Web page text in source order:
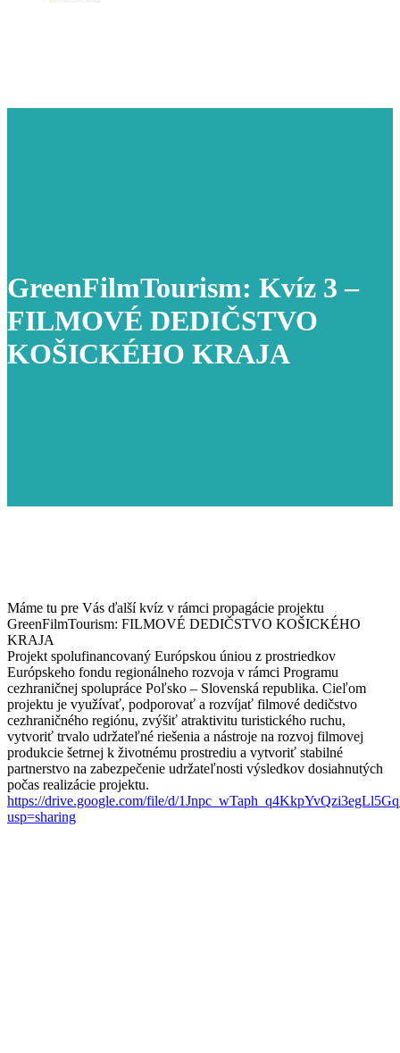
GreenFilmTourism: Kvíz 3 –
FILMOVÉ DEDIČSTVO
KOŠICKÉHO KRAJA
Máme tu pre Vás ďalší kvíz v rámci propagácie projektu
GreenFilmTourism: FILMOVÉ DEDIČSTVO KOŠICKÉHO
KRAJA
Projekt spolufinancovaný Európskou úniou z prostriedkov
Európskeho fondu regionálneho rozvoja v rámci Programu
cezhraničnej spolupráce Poľsko – Slovenská republika. Cieľom
projektu je využívať, podporovať a rozvíjať filmové dedičstvo
cezhraničného regiónu, zvýšiť atraktivitu turistického ruchu,
vytvoriť trvalo udržateľné riešenia a nástroje na rozvoj filmovej
produkcie šetrnej k životnému prostrediu a vytvoriť stabilné
partnerstvo na zabezpečenie udržateľnosti výsledkov dosiahnutých
počas realizácie projektu.
https://drive.google.com/file/d/
usp=sharing